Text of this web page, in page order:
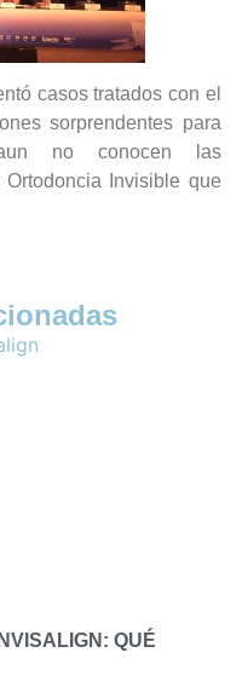
casos tratados con el
sorprendentes para
no conocen las
Invisible que
QUÉ